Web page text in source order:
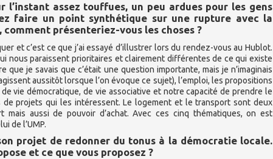
assez touffues, un peu ardues pour les gens
faire un point synthétique sur une rupture avec la
présenteriez-vous les choses ?
et c’est ce que j’ai essayé d’illustrer lors du rendez-vous au Hublot.
nous paraissent prioritaires et clairement différentes de ce qui existe
je savais que c’était une question importante, mais je n’imaginais
aussitôt lorsque l’on évoque ce sujet), l’emploi, les propositions
vie démocratique, de vie associative et notre capacité de prendre le
projets qui les intéressent. Le logement et le transport sont deux
mais aussi de pouvoir d’achat. Avec ces cinq thématiques, on est
de l’UMP.
projet de redonner du tonus à la démocratie locale.
et ce que vous proposez ?